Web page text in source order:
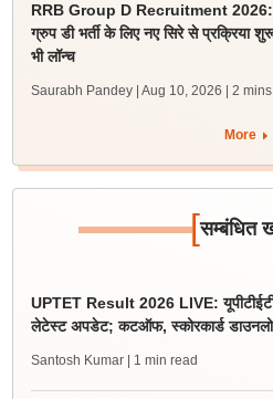
RRB Group D Recruitment 2026:
ग्रुप डी भर्ती के लिए नए सिरे से प्रक्रिया
भी लॉन्च
Saurabh Pandey | Aug 10, 2026 | 2
More
[सम्बंधित
UPTET Result 2026 LIVE:
लेटेस्ट अपडेट; कटऑफ, स्कोरकार्ड
Santosh Kumar | 1 min read